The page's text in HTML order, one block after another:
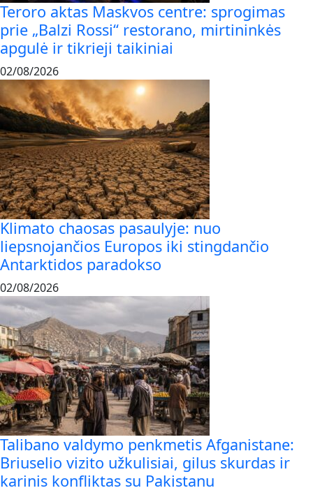
Teroro aktas Maskvos centre: sprogimas
prie „Balzi Rossi“ restorano, mirtininkės
apgulė ir tikrieji taikiniai
02/08/2026
Klimato chaosas pasaulyje: nuo
liepsnojančios Europos iki stingdančio
Antarktidos paradokso
02/08/2026
Talibano valdymo penkmetis Afganistane:
Briuselio vizito užkulisiai, gilus skurdas ir
karinis konfliktas su Pakistanu